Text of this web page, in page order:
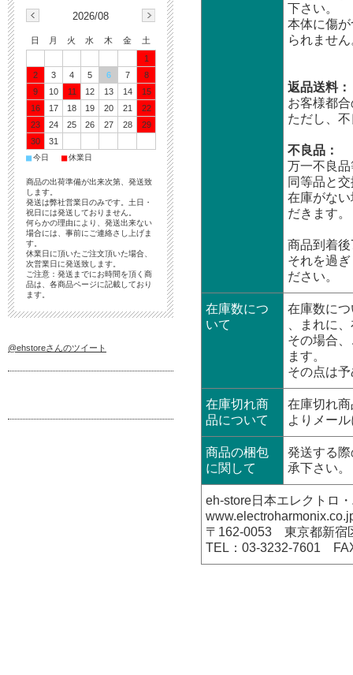
下さい。
本体に傷
られませ
返品送料：
お客様都
ただし、
不良品：
万一不良
同等品と
在庫がな
だきます。
商品到着
それを過
ださい。
在庫数につ
いて
在庫数に
、まれに
その場合
ます。
その点は
在庫切れ商
品について
在庫切れ
よりメー
商品の梱包
に関して
発送する
承下さい。
eh-store日本エレクトロ
〒162-0053 東京都新宿
TEL：03-3232-7601
2026/08
日 月 火 水 木 金
土
1
2
3 4 5 6 7
8
9
10 11 12 13 14
15
16
17 18 19 20 21
22
23
24 25 26 27 28
29
30
31
■今日 ■休業日
商品の出荷準備が出来次第、発送致
します。
発送は弊社営業日のみです。土日・
祝日には発送しておりません。
何らかの理由により、発送出来ない
場合には、事前にご連絡さし上げま
す。
休業日に頂いたご注文頂いた場合、
次営業日に発送致します。
ご注意：発送までにお時間を頂く商
品は、各商品ページに記載しており
ます。
@ehstoreさんのツイート